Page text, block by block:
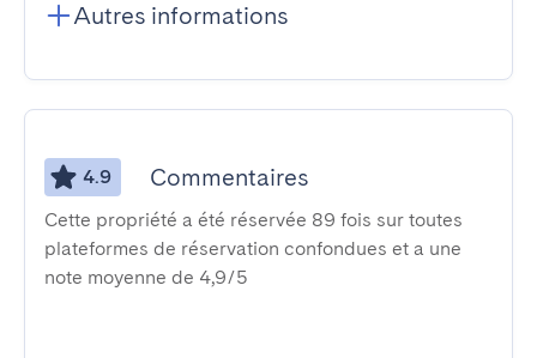
Autres informations
4.9 Commentaires
Cette propriété a été réservée 89 fois sur toutes
plateformes de réservation confondues et a une
note moyenne de 4,9/5